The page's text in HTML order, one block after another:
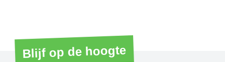
Blijf op de hoogte